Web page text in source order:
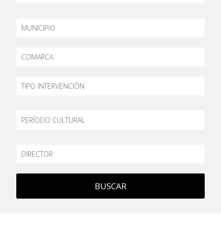
MUNICIPIO
COMARCA
TIPO
PERÍODO
DIRECTOR
BUSCAR